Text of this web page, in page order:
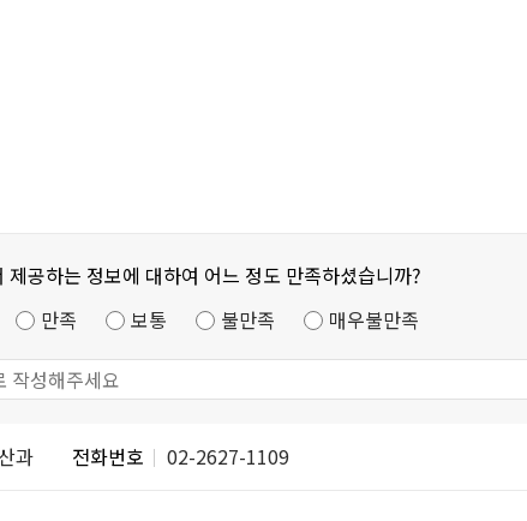
제공하는 정보에 대하여 어느 정도 만족하셨습니까?
만족 보통 불만족 매우불만족
과 전화번호 02-2627-1109